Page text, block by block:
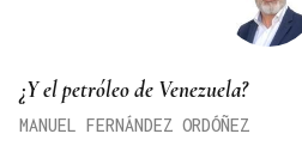
¿Y el petróleo de Venezuela?
MANUEL FERNÁNDEZ ORDÓÑEZ